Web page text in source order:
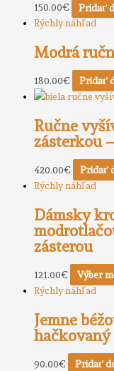
150.00€
Pridať
Rýchly náhľad
Modrá
180.00€
Pridať
Ručne
zásterkou
420.00€
Pridať
Rýchly náhľad
Dámsky
zásterou
121.00€
Výber
Rýchly náhľad
Jemne
hačkovaný
90.00€
Pridať